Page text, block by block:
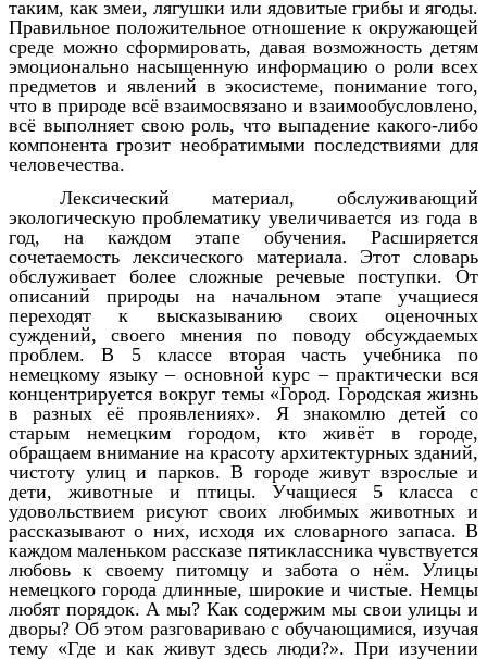
таким, как змеи, лягушки или ядовитые грибы и ягоды.
Правильное положительное отношение к окружающей
среде можно сформировать, давая возможность детям
эмоционально насыщенную информацию о роли всех
предметов и явлений в экосистеме, понимание того,
что в природе всё взаимосвязано и взаимообусловлено,
всё выполняет свою роль, что выпадение какого-либо
компонента грозит необратимыми последствиями для
человечества.
Лексический материал, обслуживающий
экологическую проблематику увеличивается из года в
год, на каждом этапе обучения. Расширяется
сочетаемость лексического материала. Этот словарь
обслуживает более сложные речевые поступки. От
описаний природы на начальном этапе учащиеся
переходят к высказыванию своих оценочных
суждений, своего мнения по поводу обсуждаемых
проблем. В 5 классе вторая часть учебника по
немецкому языку – основной курс – практически вся
концентрируется вокруг темы «Город. Городская жизнь
в разных её проявлениях». Я знакомлю детей со
старым немецким городом, кто живёт в городе,
обращаем внимание на красоту архитектурных зданий,
чистоту улиц и парков. В городе живут взрослые и
дети, животные и птицы. Учащиеся 5 класса с
удовольствием рисуют своих любимых животных и
рассказывают о них, исходя их словарного запаса. В
каждом маленьком рассказе пятиклассника чувствуется
любовь к своему питомцу и забота о нём. Улицы
немецкого города длинные, широкие и чистые. Немцы
любят порядок. А мы? Как содержим мы свои улицы и
дворы? Об этом разговариваю с обучающимися, изучая
тему «Где и как живут здесь люди?». При изучении